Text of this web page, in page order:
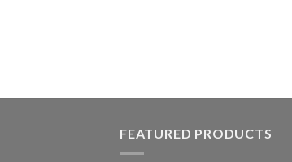
FEATURED PRODUCTS